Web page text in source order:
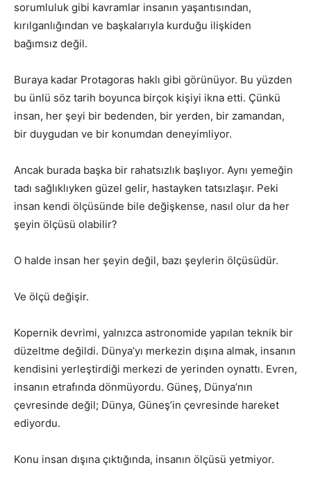
sorumluluk gibi kavramlar insanın yaşantısından,
kırılganlığından ve başkalarıyla kurduğu ilişkiden
bağımsız değil.
Buraya kadar Protagoras haklı gibi görünüyor. Bu yüzden
bu ünlü söz tarih boyunca birçok kişiyi ikna etti. Çünkü
insan, her şeyi bir bedenden, bir yerden, bir zamandan,
bir duygudan ve bir konumdan deneyimliyor.
Ancak burada başka bir rahatsızlık başlıyor. Aynı yemeğin
tadı sağlıklıyken güzel gelir, hastayken tatsızlaşır. Peki
insan kendi ölçüsünde bile değişkense, nasıl olur da her
şeyin ölçüsü olabilir?
O halde insan her şeyin değil, bazı şeylerin ölçüsüdür.
Ve ölçü değişir.
Kopernik devrimi, yalnızca astronomide yapılan teknik bir
düzeltme değildi. Dünya’yı merkezin dışına almak, insanın
kendisini yerleştirdiği merkezi de yerinden oynattı. Evren,
insanın etrafında dönmüyordu. Güneş, Dünya’nın
çevresinde değil; Dünya, Güneş’in çevresinde hareket
ediyordu.
Konu insan dışına çıktığında, insanın ölçüsü yetmiyor.